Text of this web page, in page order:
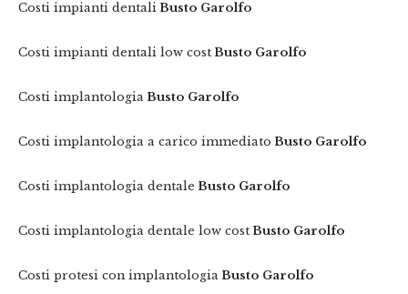
Costi impianti dentali Busto Garolfo
Costi impianti dentali low cost Busto Garolfo
Costi implantologia Busto Garolfo
Costi implantologia a carico immediato Busto Garolfo
Costi implantologia dentale Busto Garolfo
Costi implantologia dentale low cost Busto Garolfo
Costi protesi con implantologia Busto Garolfo